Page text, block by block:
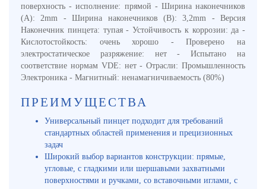
поверхность - исполнение: прямой - Ширина наконечников
(A): 2mm - Ширина наконечников (B): 3,2mm - Версия
Наконечник пинцета: тупая - Устойчивость к коррозии: да -
Кислотостойкость: очень хорошо - Проверено на
электростатическое разряжение: нет - Испытано на
соответствие нормам VDE: нет - Отрасли: Промышленность
Электроника - Магнитный: ненамагничиваемость (80%)
ПРЕИМУЩЕСТВА
Универсальный пинцет подходит для требований
стандартных областей применения и прецизионных
задач
Широкий выбор вариантов конструкции: прямые,
угловые, с гладкими или шершавыми захватными
поверхностями и ручками, со вставочными иглами, с